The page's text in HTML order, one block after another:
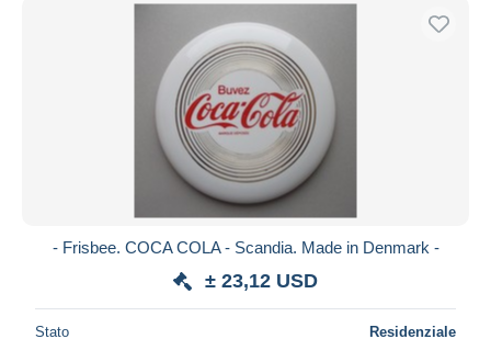
- Frisbee. COCA COLA - Scandia. Made in Denmark -
± 23,12 USD
Stato Residenziale